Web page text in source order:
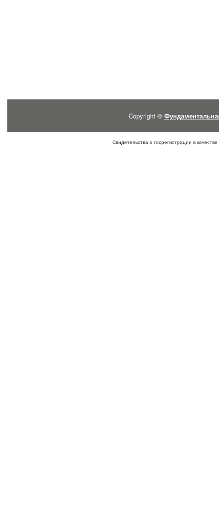
Copyright ©
Свидетельства о госрегистрации в